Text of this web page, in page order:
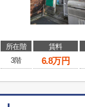
所在階 賃料
3階
6.8万円